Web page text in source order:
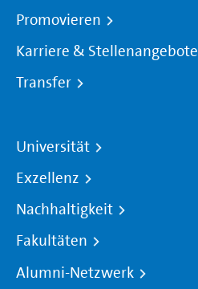
Promovieren
Karriere & Stellenangebote
Transfer
Universität
Exzellenz
Nachhaltigkeit
Fakultäten
Alumni-Netzwerk